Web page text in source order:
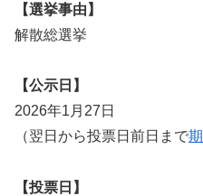
【選挙事由】
解散総選挙
【公示日】
2026年1月27日
（翌日から投票日前日まで
【投票日】